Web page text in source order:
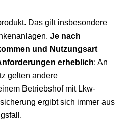
Das gilt insbesondere
Je nach
und Nutzungsart
erheblich: An
gelten andere
Betriebshof mit Lkw-
ergibt sich immer aus